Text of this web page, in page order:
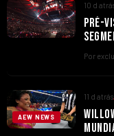
10 d
PRÉ-
Por
AEW NEWS
11 d atrás